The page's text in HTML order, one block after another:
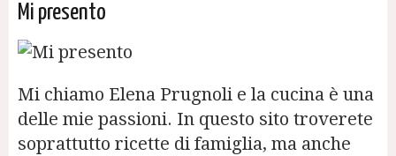
Mi presento
Mi chiamo Elena Prugnoli e la cucina è una
delle mie passioni. In questo sito troverete
soprattutto ricette di famiglia, ma anche